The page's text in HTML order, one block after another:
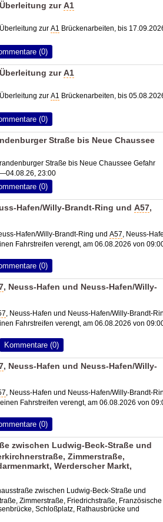
zurA1
zur A1 Brückenarbeiten, bis
(0)
zurA1
zur A1 Brückenarbeiten, bis
(0)
Straße bis Neue Chaussee
Straße bis Neue Chaussee Gefahr
23:00
(0)
Hafen/Willy-Brandt-Ring und A57,
Hafen/Willy-Brandt-Ring und A57, Neuss-
Fahrstreifen verengt, am 06.08.2026 von
(0)
, Neuss-Hafen und Neuss-Hafen/Willy-
, Neuss-Hafen und Neuss-Hafen/Willy-Brandt-
Fahrstreifen verengt, am 06.08.2026 von
Kommentare (0)
, Neuss-Hafen und Neuss-Hafen/Willy-
, Neuss-Hafen und Neuss-Hafen/Willy-Brandt-
Fahrstreifen verengt, am 06.08.2026 von
(0)
zwischen Ludwig-Beck-Straße und
Zimmerstraße,
Werderscher Markt,
zwischen Ludwig-Beck-Straße und
Zimmerstraße, Friedrichstraße, Französische
Schloßplatz, Rathausbrücke und